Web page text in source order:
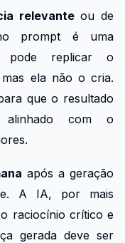
relevanteou de
prompt é uma
pode replicar o
ela não o cria.
que o resultado
alinhado com o
após a geração
A IA, por mais
raciocínio crítico e
gerada deve ser